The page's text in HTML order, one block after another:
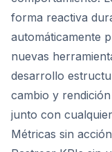
forma reactiva
automáticamente
nuevas
desarrollo
cambio y
junto con
Métricas sin acción